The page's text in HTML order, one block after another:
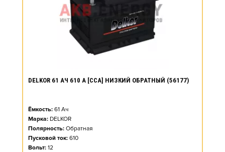
DELKOR 61 АЧ 610 А [CCA] НИЗКИЙ ОБРАТНЫЙ (56177)
Ёмкость: 61 Ач
Марка: DELKOR
Полярность: Обратная
Пусковой ток: 610
Вольт: 12